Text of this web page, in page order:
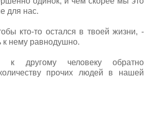
для нас.
кто-то остался в твоей жизни, -
к нему равнодушно.
к другому человеку обратно
прочих людей в нашей